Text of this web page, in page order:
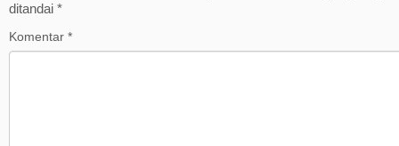
ditandai *
Komentar *